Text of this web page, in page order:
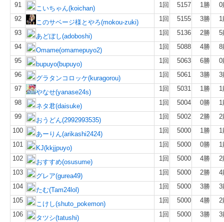
91 こいちゃん(koichan) 1回 5157 1勝
0
92
このサベージ様とやろ(mokou-zuki) 1回 5155 3勝
1
93
あどぼし(adoboshi) 1回 5136 2勝
5
94
Omame(omamepuyo2) 1回 5088 4勝
8
95
bupuyo(bupuyo) 1回 5063 6勝
0
96
グラタンコロッケ(kuragorou) 1回 5061 3勝
3
97
やなせ(yanase24s) 1回 5031 1勝
1
98
ネタ君(daisuke) 1回 5004 0勝
1
99
おうどん(2992993535) 1回 5002 2勝
2
100
あーりん(arikashi2424) 1回 5000 1勝
1
101
KJ(kkjjpuyo) 1回 5000 0勝
1
102
おすすめ(osusume) 1回 5000 4勝
2
103
グレア(gurea49) 1回 5000 2勝
4
104
たむ(Tam24lol) 1回 5000 3勝
3
105
こけし(shuto_pokemon) 1回 5000 4勝
2
106
タツシ(tatushi) 1回 5000 3勝
3